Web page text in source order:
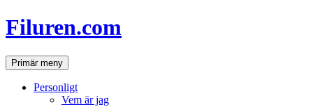
Hoppa
till
Filuren.com
SökPrimär meny
Personligt
Vem är jag